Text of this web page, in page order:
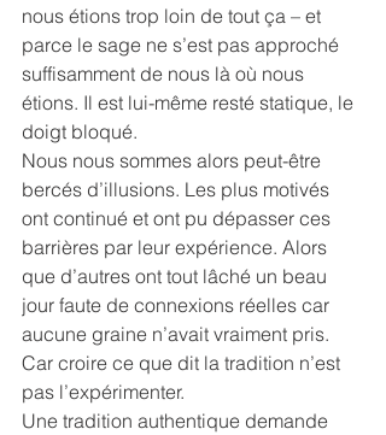
nous étions trop loin de tout ça – et
parce le sage ne s’est pas approché
suffisamment de nous là où nous
étions. Il est lui-même resté statique, le
doigt bloqué.
Nous nous sommes alors peut-être
bercés d’illusions. Les plus motivés
ont continué et ont pu dépasser ces
barrières par leur expérience. Alors
que d’autres ont tout lâché un beau
jour faute de connexions réelles car
aucune graine n’avait vraiment pris.
Car croire ce que dit la tradition n’est
pas l’expérimenter.
Une tradition authentique demande